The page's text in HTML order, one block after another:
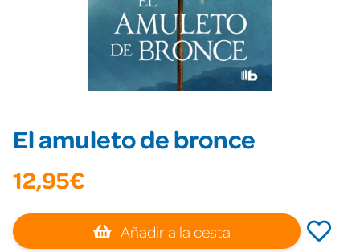
El amuleto de bronce
12,95€
Añadir a la cesta